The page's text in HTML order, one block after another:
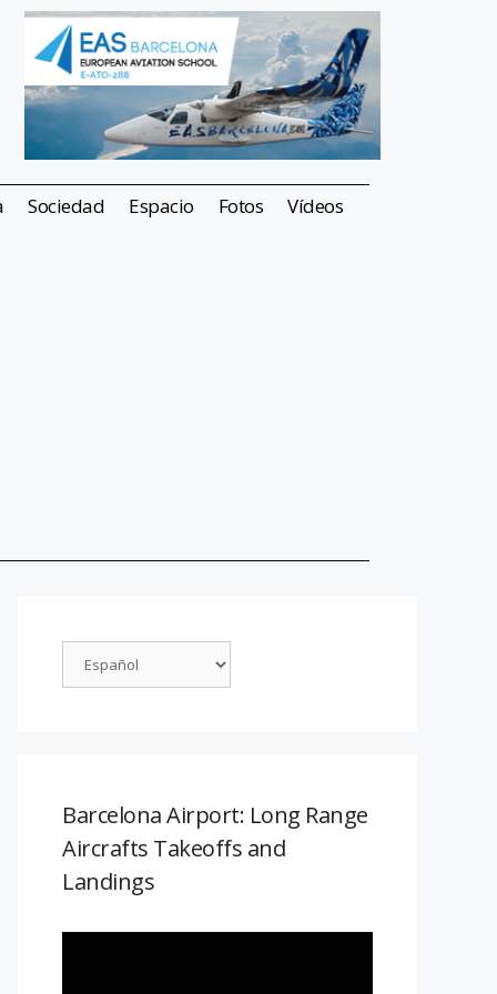
Sociedad Espacio Fotos Vídeos
Barcelona Airport: Long Range
Aircrafts Takeoffs and
Landings